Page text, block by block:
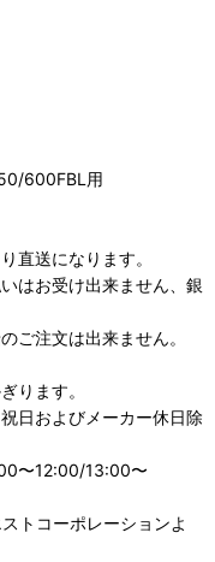
600FBL用
送になります。
はお受け出来ません、銀
注文は出来ません。
ります。
日およびメーカー休日除
〜12:00/13:00〜
トコーポレーションよ